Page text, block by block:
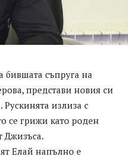
бившата съпруга на
представи новия си
излиза с
се грижи като роден
Джизъса.
Елай напълно е